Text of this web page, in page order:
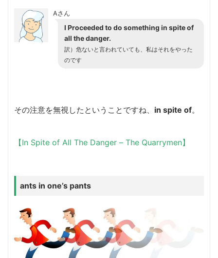
Aさん
I Proceeded to do something in spite of
all the danger.
訳）危ないと言われていても、私はそれをやった
のです
その注意を無視したということですね、 in spite of。
【In Spite of All The Danger – The Quarrymen】
ants in one’s pants